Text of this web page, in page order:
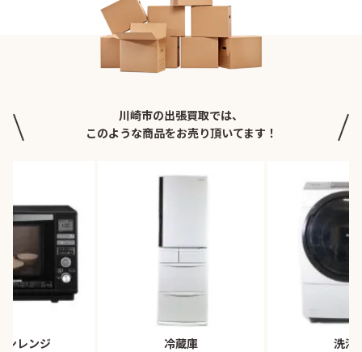
川崎市の出張買取では、
このような商品をお売り頂いてます！
ンレンジ 冷蔵庫 洗濯